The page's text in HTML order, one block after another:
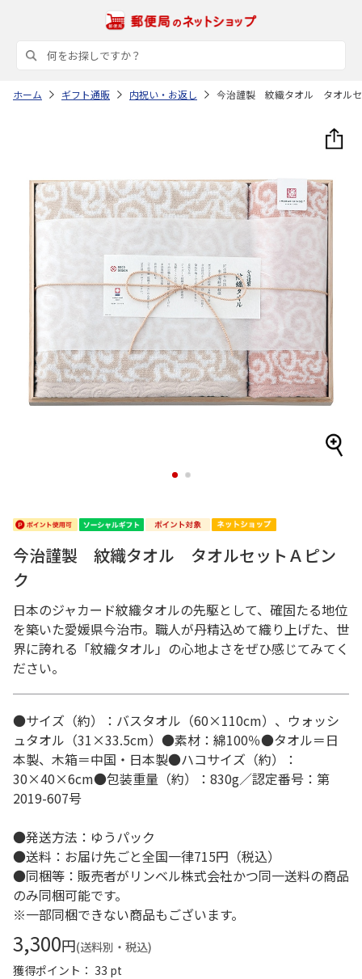
ホーム ギフト通販 内祝い・お返し 今治謹製 紋織タオル タオルセ
1 2
今治謹製 紋織タオル タオルセットＡピン
ク
日本のジャカード紋織タオルの先駆として、確固たる地位
を築いた愛媛県今治市。職人が丹精込めて織り上げた、世
界に誇れる「紋織タオル」の心地よさをぜひ感じてみてく
ださい。
●サイズ（約）：バスタオル（60×110cm）、ウォッシ
ュタオル（31×33.5cm）●素材：綿100％●タオル＝日
本製、木箱＝中国・日本製●ハコサイズ（約）：
30×40×6cm●包装重量（約）：830g／認定番号：第
2019-607号
●発送方法：ゆうパック
●送料：お届け先ごと全国一律715円（税込）
●同梱等：販売者がリンベル株式会社かつ同一送料の商品
のみ同梱可能です。
※一部同梱できない商品もございます。
3,300円(送料別・税込)
獲得ポイント： 33 pt